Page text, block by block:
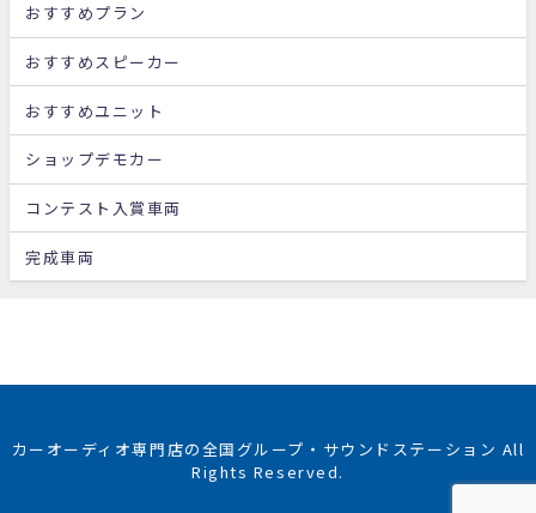
おすすめプラン
おすすめスピーカー
おすすめユニット
ショップデモカー
コンテスト入賞車両
完成車両
カーオーディオ専門店の全国グループ・サウンドステーション All
Rights Reserved.